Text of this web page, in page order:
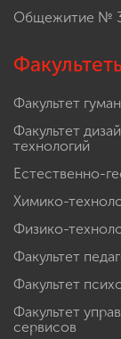
Общежитие №
Факультет
Факультет
технологий
Естественно-
Химико-
Физико-
Факультет
Факультет
Факультет
сервисов